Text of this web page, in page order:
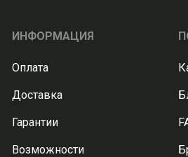
ИНФОРМАЦИЯ
Оплата
Доставка
Гарантии
Возможности